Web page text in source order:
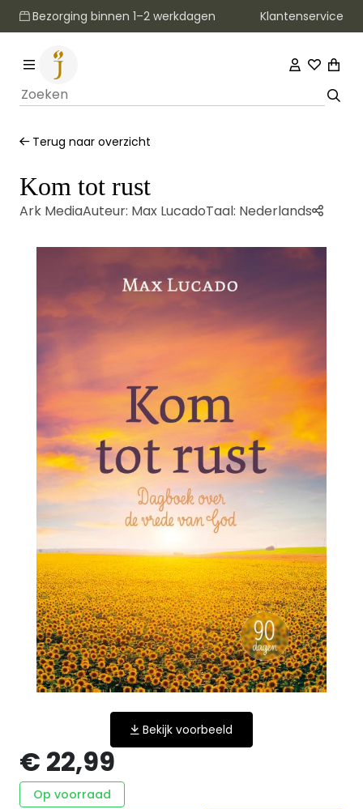
Bezorging binnen 1–2 werkdagen Klantenservice
Terug naar overzicht
Kom tot rust
Ark MediaAuteur: Max LucadoTaal: Nederlands
Bekijk voorbeeld
€ 22,99
Op voorraad